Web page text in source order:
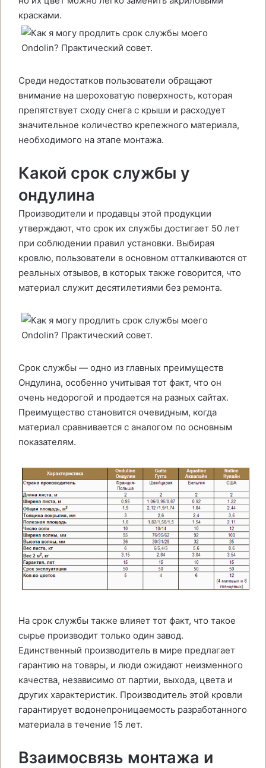
красками.
Среди недостатков пользователи обращают
внимание на шероховатую поверхность, которая
препятствует сходу снега с крыши и расходует
значительное количество крепежного материала,
необходимого на этапе монтажа.
Какой срок службы у
ондулина
Производители и продавцы этой продукции
утверждают, что срок их службы достигает 50 лет
при соблюдении правил установки. Выбирая
кровлю, пользователи в основном отталкиваются от
реальных отзывов, в которых также говорится, что
материал служит десятилетиями без ремонта.
Срок службы — одно из главных преимуществ
Ондулина, особенно учитывая тот факт, что он
очень недорогой и продается на разных сайтах.
Преимущество становится очевидным, когда
материал сравнивается с аналогом по основным
показателям.
На срок службы также влияет тот факт, что такое
сырье производит только один завод.
Единственный производитель в мире предлагает
гарантию на товары, и люди ожидают неизменного
качества, независимо от партии, выхода, цвета и
других характеристик. Производитель этой кровли
гарантирует водонепроницаемость разработанного
материала в течение 15 лет.
Взаимосвязь монтажа и